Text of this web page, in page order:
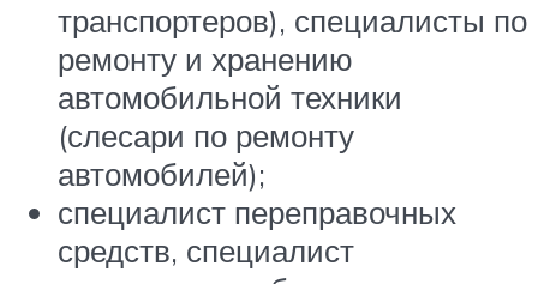
транспортеров), специалисты по
ремонту и хранению
автомобильной техники
(слесари по ремонту
автомобилей);
специалист переправочных
средств, специалист